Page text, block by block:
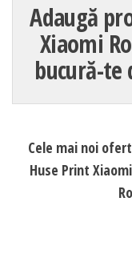
Adaugă
Xiaomi
bucură-
Cele mai noi
Huse Print